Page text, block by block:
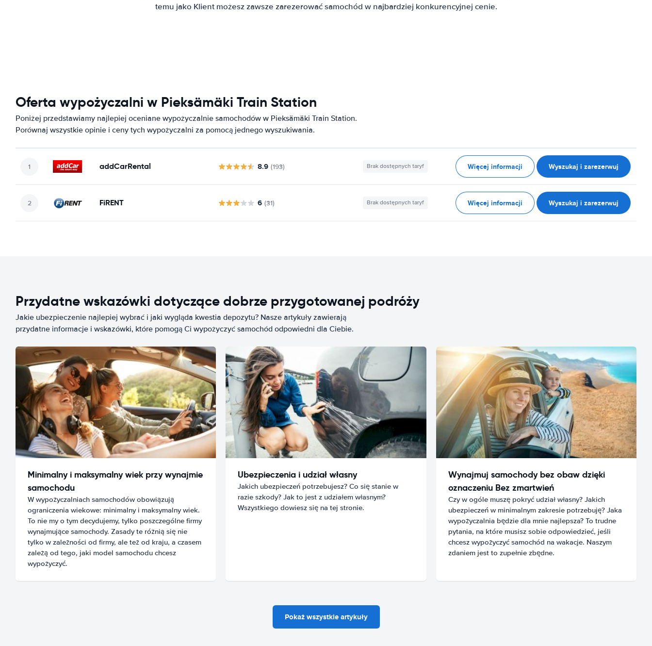
temu jako Klient możesz zawsze zarezerować samochód w najbardziej konkurencyjnej cenie.
Oferta wypożyczalni w Pieksämäki Train Station
Poniżej przedstawiamy najlepiej oceniane wypożyczalnie samochodów w Pieksämäki Train Station.
Porównaj wszystkie opinie i ceny tych wypożyczalni za pomocą jednego wyszukiwania.
addCarRental 8.9 (193) Brak dostępnych taryf Więcej informacji Wyszukaj i zarezerwuj
FiRENT 6 (31) Brak dostępnych taryf Więcej informacji Wyszukaj i zarezerwuj
Przydatne wskazówki dotyczące dobrze przygotowanej podróży
Jakie ubezpieczenie najlepiej wybrać i jaki wygląda kwestia depozytu? Nasze artykuły zawierają
przydatne informacje i wskazówki, które pomogą Ci wypożyczyć samochód odpowiedni dla Ciebie.
Minimalny i maksymalny wiek przy wynajmie
samochodu
W wypożyczalniach samochodów obowiązują
ograniczenia wiekowe: minimalny i maksymalny wiek.
To nie my o tym decydujemy, tylko poszczególne firmy
wynajmujące samochody. Zasady te różnią się nie
tylko w zależności od firmy, ale też od kraju, a czasem
zależą od tego, jaki model samochodu chcesz
wypożyczyć.
Ubezpieczenia i udział własny
Jakich ubezpieczeń potrzebujesz? Co się stanie w
razie szkody? Jak to jest z udziałem własnym?
Wszystkiego dowiesz się na tej stronie.
Wynajmuj samochody bez obaw dzięki
oznaczeniu Bez zmartwień
Czy w ogóle muszę pokryć udział własny? Jakich
ubezpieczeń w minimalnym zakresie potrzebuję? Jaka
wypożyczalnia będzie dla mnie najlepsza? To trudne
pytania, na które musisz sobie odpowiedzieć, jeśli
chcesz wypożyczyć samochód na wakacje. Naszym
zdaniem jest to zupełnie zbędne.
Pokaż wszystkie artykuły